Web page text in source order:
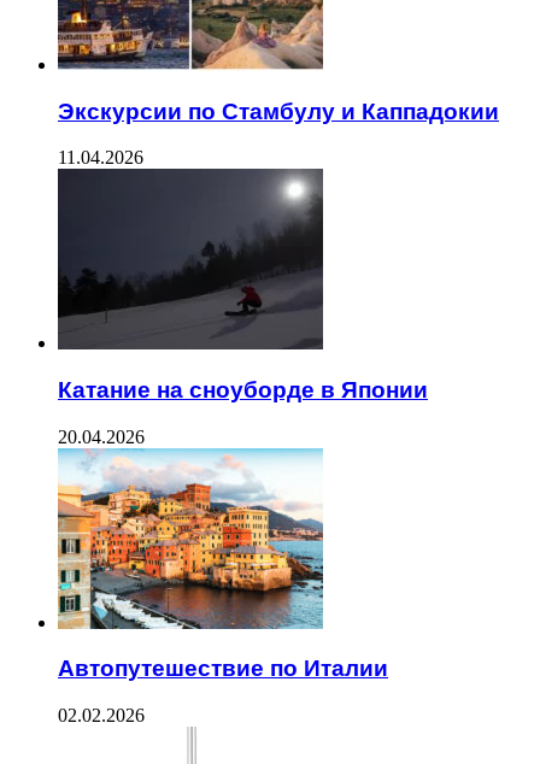
Экскурсии по Стамбулу и Каппадокии
11.04.2026
Катание на сноуборде в Японии
20.04.2026
Автопутешествие по Италии
02.02.2026